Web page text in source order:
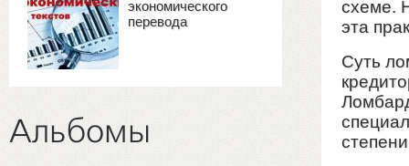
экономического
перевода
Альбомы
схеме.
эта
Суть